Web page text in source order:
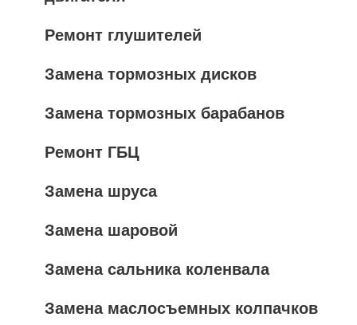
Ремонт глушителей
Замена тормозных дисков
Замена тормозных барабанов
Ремонт ГБЦ
Замена шруса
Замена шаровой
Замена сальника коленвала
Замена маслосъемных колпачков